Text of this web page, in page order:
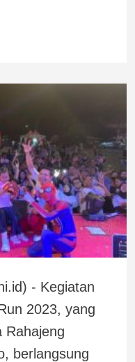
- Kegiatan
2023, yang
Rahajeng
berlangsung